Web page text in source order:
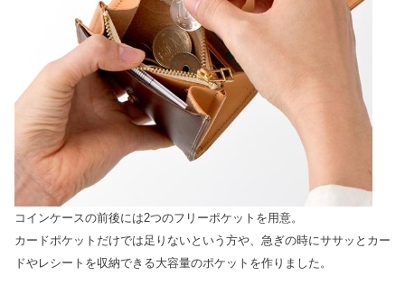
コインケースの前後には2つのフリーポケットを用意。
カードポケットだけでは足りないという方や、急ぎの時にササッとカー
ドやレシートを収納できる大容量のポケットを作りました。